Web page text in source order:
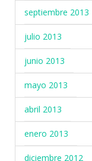
septiembre 2013
julio 2013
junio 2013
mayo 2013
abril 2013
enero 2013
diciembre 2012